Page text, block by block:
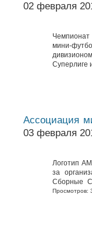
02 февраля
мини-
Суперлиге
Ассоциация
03 февраля
Логотип
за
Сборные
Просмотров: